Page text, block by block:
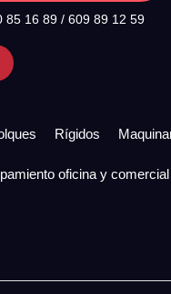
85 16 89 / 609 89 12 59
Rígidos
oficina y comercial